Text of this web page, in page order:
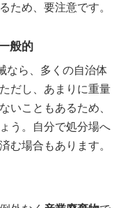
ため、要注意です。
般的
なら、多くの自治体
だし、あまりに重量
いこともあるため、
う。自分で処分場へ
む場合もあります。